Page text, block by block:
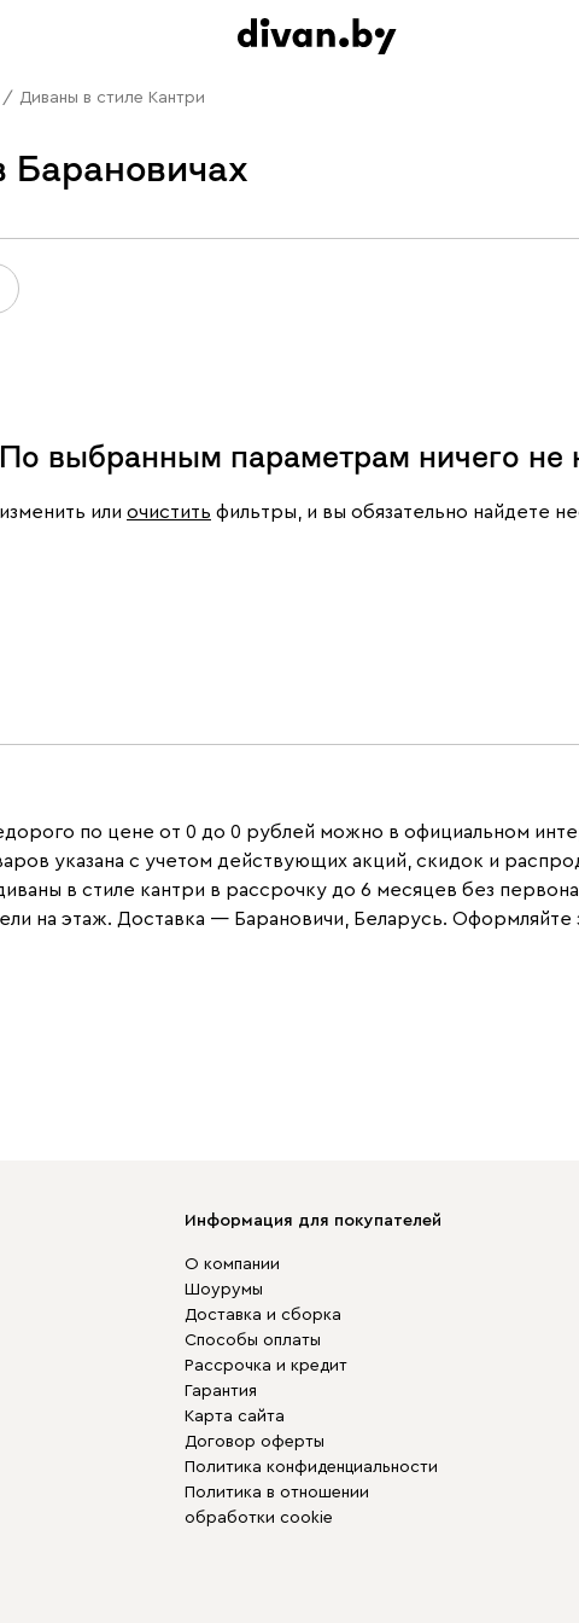
/ Диваны в стиле Кантри
Барановичах
По выбранным параметрам ничего не
или очистить фильтры, и вы обязательно найдете
по цене от 0 до 0 рублей можно в официальном
указана с учетом действующих акций, скидок и
в стиле кантри в рассрочку до 6 месяцев без
на этаж. Доставка — Барановичи, Беларусь. Оформляйте
Информация для покупателей
О компании
Шоурумы
Доставка и сборка
Способы оплаты
Рассрочка и кредит
Гарантия
Карта сайта
Договор оферты
Политика конфиденциальности
Политика в отношении
обработки cookie